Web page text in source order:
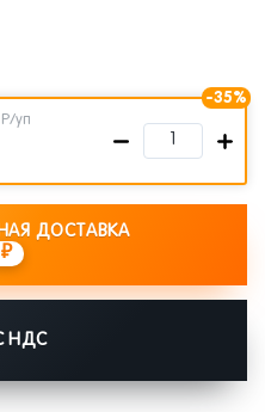
-35%
Р/уп
ДОСТАВКА
НДС